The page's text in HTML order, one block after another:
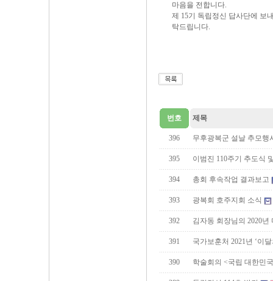
마음을 전합니다.
제 15기 독립정신 답사단에 보
탁드립니다.
번호 제목
396 무후광복군 설날 추모행
395 이범진 110주기 추도식
394 총회 후속작업 결과보고
393 광복회 호주지회 소식
392 김자동 회장님의 2020
391 국가보훈처 2021년 ‘이
390 학술회의 <국립 대한민